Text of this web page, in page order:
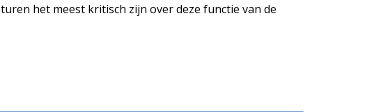
het meest kritisch zijn over deze functie van de